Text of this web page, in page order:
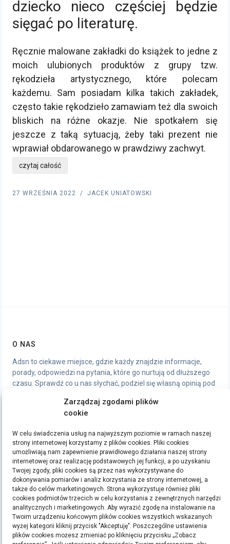
Zarządzaj zgodami plików
cookie
W celu świadczenia usług na najwyższym poziomie w ramach naszej
strony internetowej korzystamy z plików cookies. Pliki cookies
umożliwiają nam zapewnienie prawidłowego działania naszej strony
internetowej oraz realizację podstawowych jej funkcji, a po uzyskaniu
Twojej zgody, pliki cookies są przez nas wykorzystywane do
dokonywania pomiarów i analiz korzystania ze strony internetowej, a
także do celów marketingowych. Strona wykorzystuje również pliki
cookies podmiotów trzecich w celu korzystania z zewnętrznych narzędzi
analitycznych i marketingowych. Aby wyrazić zgodę na instalowanie na
Twoim urządzeniu końcowym plików cookies wszystkich wskazanych
wyżej kategorii kliknij przycisk "Akceptuję". Poszczególne ustawienia
plików cookies możesz zmieniać po kliknięciu przycisku „Zobacz
dziecko nieco częściej będzie
sięgać po literaturę.
Ręcznie malowane zakładki do książek to jedne z
moich ulubionych produktów z grupy tzw.
rękodzieła artystycznego, które polecam
każdemu. Sam posiadam kilka takich zakładek,
często takie rękodzieło zamawiam też dla swoich
bliskich na różne okazje. Nie spotkałem się
jeszcze z taką sytuacją, żeby taki prezent nie
wprawiał obdarowanego w prawdziwy zachwyt.
czytaj całość
27 WRZEŚNIA 2022 JACEK UNIATOWSKI
O NAS
Adsn to ciekawe miejsce, gdzie każdy znajdzie informacje,
porady, odpowiedzi na pytania, które go nurtują od dłuższego
czasu. Sprawdź co u nas słychać, podziel się własną opinią pod
Polityka Prywatności
ETYKIETY
bieganie filmy handmade kredyt kredyty moda pomysły na prezent ręcznie
robione zakładki do książek rękodzieło sen sklep z rękodziełem sport ubrania
Szukaj: